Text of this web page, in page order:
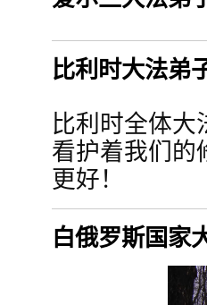
比利时大法弟
比利时全体
看护着我们的
更好！
白俄罗斯国家